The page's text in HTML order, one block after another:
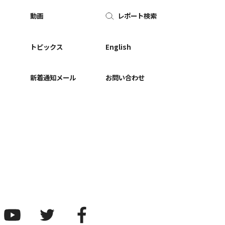
動画
トピックス
新着通知メール
レポート検索
English
お問い合わせ